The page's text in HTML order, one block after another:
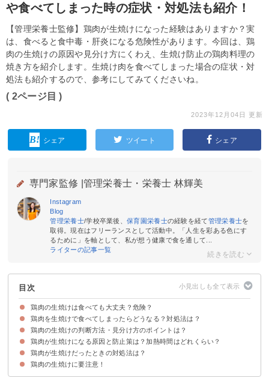
や食べてしまった時の症状・対処法も紹介！
【管理栄養士監修】鶏肉が生焼けになった経験はありますか？実
は、食べると食中毒・肝炎になる危険性があります。今回は、鶏
肉の生焼けの原因や見分け方にくわえ、生焼け防止の鶏肉料理の
焼き方を紹介します。生焼け肉を食べてしまった場合の症状・対
処法も紹介するので、参考にしてみてくださいね。
( 2ページ目 )
2023年12月04日 更新
シェア ツイート シェア
専門家監修 | 管理栄養士・栄養士 林輝美
Instagram
Blog
管理栄養士/学校卒業後、保育園栄養士の経験を経て管理栄養士を
取得。現在はフリーランスとして活動中。「人生を彩ある色にす
るために」を軸として、私が想う健康で食を通して...
ライターの記事一覧
目次
鶏肉の生焼けは食べても大丈夫？危険？
「カンピロバクター」などで食中毒になる可能性があり危険
ちなみに牛肉は生焼けでも問題ない
鶏肉を生焼けで食べてしまったらどうなる？対処法は？
食中毒の症状がでたら病院へ行く
7日以内に症状がなければ心配ない
鶏肉の生焼けの判断方法・見分け方のポイントは？
①鶏肉の生焼けを見た目で判断する場合
②鶏肉の生焼けを食感で判断する場合
③鶏肉の生焼けを竹櫛を使って判断する方法
鶏肉の見た目が赤くても生焼けではない場合もある
鶏肉が生焼けになる原因と防止策は？加熱時間はどれくらい？
鶏肉の加熱時間の目安
①強火すぎて中身が焼けてない
②肉が分厚すぎて中に火が通りにくい
③鶏肉が冷たい状態で加熱している
鶏肉が生焼けだったときの対処法は？
①レンジで加熱する
②煮込み料理にする
③余熱を利用する
鶏肉の生焼けに要注意！